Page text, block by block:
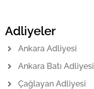
Adliyeler
Ankara Adliyesi
Ankara Batı Adliyesi
Çağlayan Adliyesi